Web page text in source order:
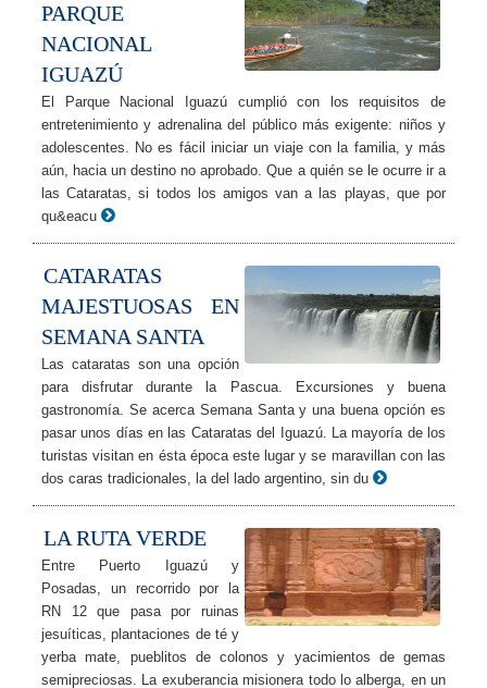
PARQUE
NACIONAL
IGUAZÚ
El Parque Nacional Iguazú cumplió con los requisitos de
entretenimiento y adrenalina del público más exigente: niños y
adolescentes. No es fácil iniciar un viaje con la familia, y más
aún, hacia un destino no aprobado. Que a quién se le ocurre ir a
las Cataratas, si todos los amigos van a las playas, que por
qu&eacu
CATARATAS
MAJESTUOSAS EN
SEMANA SANTA
Las cataratas son una opción
para disfrutar durante la Pascua. Excursiones y buena
gastronomía. Se acerca Semana Santa y una buena opción es
pasar unos días en las Cataratas del Iguazú. La mayoría de los
turistas visitan en ésta época este lugar y se maravillan con las
dos caras tradicionales, la del lado argentino, sin du
LA RUTA VERDE
Entre Puerto Iguazú y
Posadas, un recorrido por la
RN 12 que pasa por ruinas
jesuíticas, plantaciones de té y
yerba mate, pueblitos de colonos y yacimientos de gemas
semipreciosas. La exuberancia misionera todo lo alberga, en un